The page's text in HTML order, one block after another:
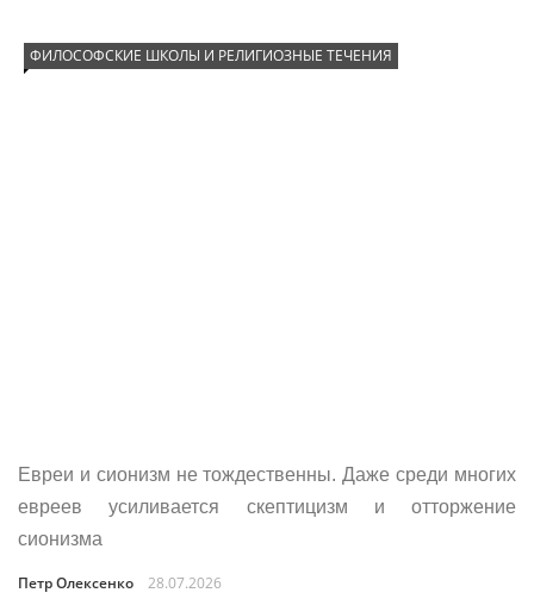
ФИЛОСОФСКИЕ ШКОЛЫ И РЕЛИГИОЗНЫЕ ТЕЧЕНИЯ
Евреи и сионизм не тождественны. Даже среди многих
евреев усиливается скептицизм и отторжение
сионизма
Петр Олексенко 28.07.2026